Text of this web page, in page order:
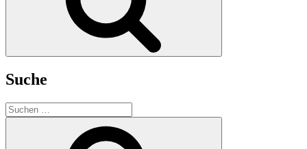
Suche
Suchen
nach: